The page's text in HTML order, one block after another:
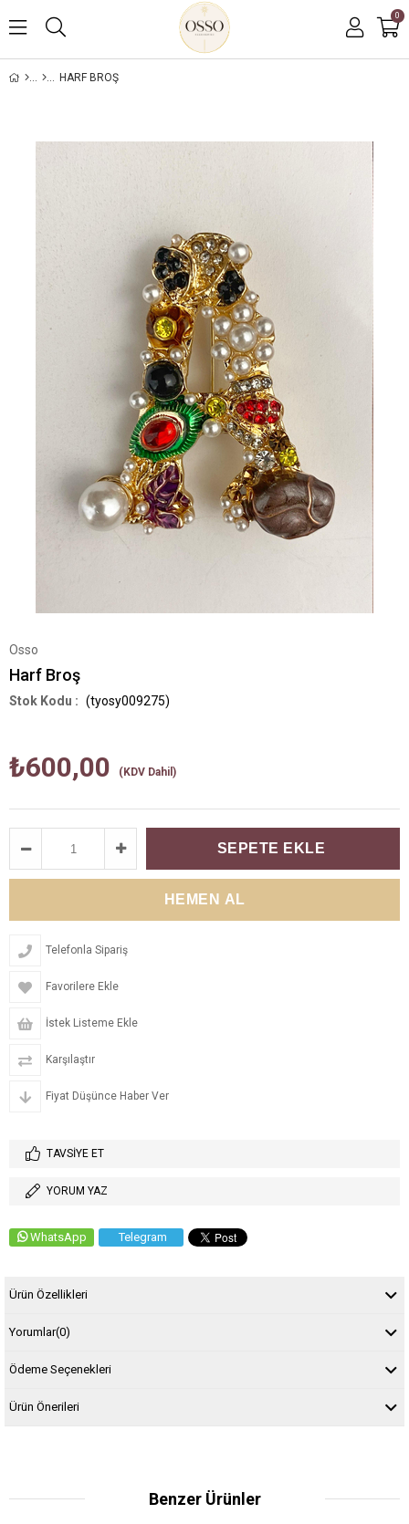
0
HARF BROŞ
Osso
Harf Broş
(tyosy009275)
₺600,00 (KDV Dahil)
Telefonla Sipariş
Favorilere Ekle
İstek Listeme Ekle
Karşılaştır
Fiyat Düşünce Haber Ver
TAVSIYE ET
YORUM YAZ
WhatsApp Telegram
Ürün Özellikleri
Yorumlar(0)
Ödeme Seçenekleri
Ürün Önerileri
Benzer Ürünler